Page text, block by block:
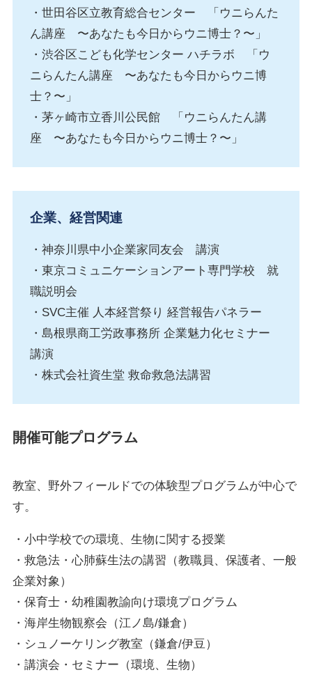
・世田谷区立教育総合センター 「ウニらんた
ん講座 〜あなたも今日からウニ博士？〜」
・渋谷区こども化学センター ハチラボ 「ウ
ニらんたん講座 〜あなたも今日からウニ博
士？〜」
・茅ヶ崎市立香川公民館 「ウニらんたん講
座 〜あなたも今日からウニ博士？〜」
企業、経営関連
・神奈川県中小企業家同友会 講演
・東京コミュニケーションアート専門学校 就
職説明会
・SVC主催 人本経営祭り 経営報告パネラー
・島根県商工労政事務所 企業魅力化セミナー
講演
・株式会社資生堂 救命救急法講習
開催可能プログラム
教室、野外フィールドでの体験型プログラムが中心で
す。
・小中学校での環境、生物に関する授業
・救急法・心肺蘇生法の講習（教職員、保護者、一般
企業対象）
・保育士・幼稚園教諭向け環境プログラム
・海岸生物観察会（江ノ島/鎌倉）
・シュノーケリング教室（鎌倉/伊豆）
・講演会・セミナー（環境、生物）